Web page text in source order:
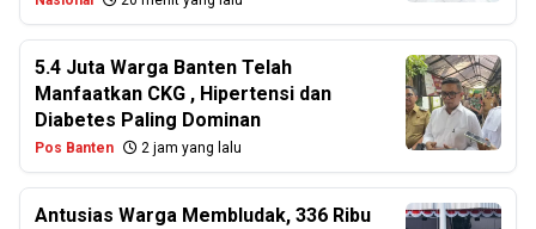
5.4 Juta Warga Banten Telah
Manfaatkan CKG , Hipertensi dan
Diabetes Paling Dominan
Pos Banten 2 jam yang lalu
Antusias Warga Membludak, 336 Ribu